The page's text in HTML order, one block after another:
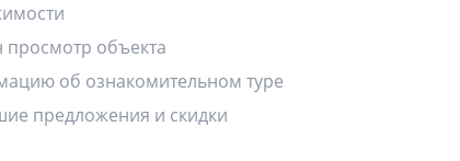
просмотр объекта
об ознакомительном туре
предложения и скидки